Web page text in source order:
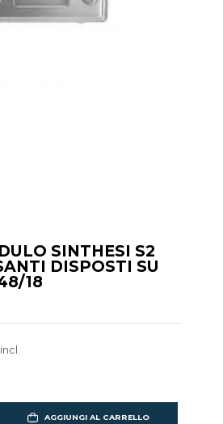
SINTHESI S2
DISPOSTI SU
18
AGGIUNGI AL CARRELLO